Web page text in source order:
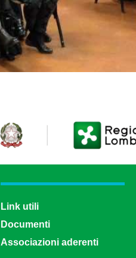
Link utili
Documenti
Associazioni aderenti